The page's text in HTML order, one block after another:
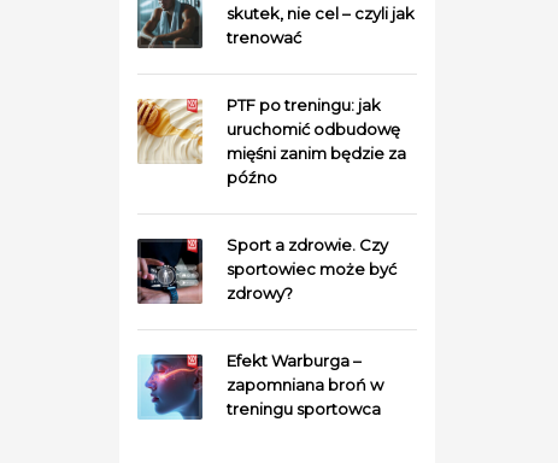
skutek, nie cel – czyli jak
trenować
PTF po treningu: jak
uruchomić odbudowę
mięśni zanim będzie za
późno
Sport a zdrowie. Czy
sportowiec może być
zdrowy?
Efekt Warburga –
zapomniana broń w
treningu sportowca